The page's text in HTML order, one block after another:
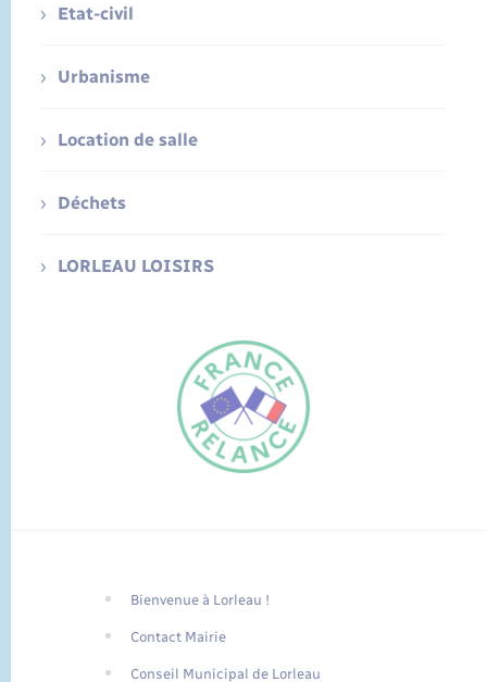
FR
Etat-civil
Urbanisme
Location de salle
Déchets
LORLEAU LOISIRS
Bienvenue à Lorleau !
Contact Mairie
Conseil Municipal de Lorleau